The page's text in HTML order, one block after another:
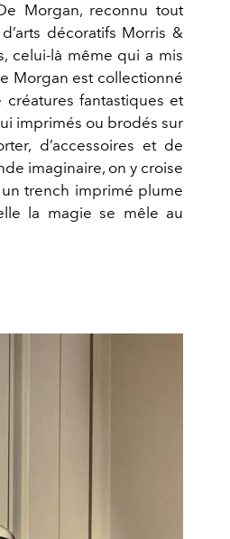
Morgan, reconnu tout
décoratifs Morris &
celui-là même qui a mis
Morgan est collectionné
fantastiques et
imprimés ou brodés sur
d’accessoires et de
imaginaire, on y croise
trench imprimé plume
la magie se mêle au